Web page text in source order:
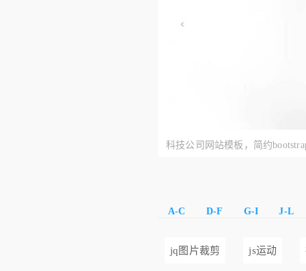
科技公司网站模板，简约
A-C D-F G-I J-L
jq图片裁剪 js运动